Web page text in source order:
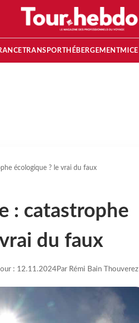
TRANSPORT HÉBERGEMENTMICE
écologique ? le vrai du faux
: catastrophe
du faux
: 12.11.2024Par Rémi Bain Thouverez